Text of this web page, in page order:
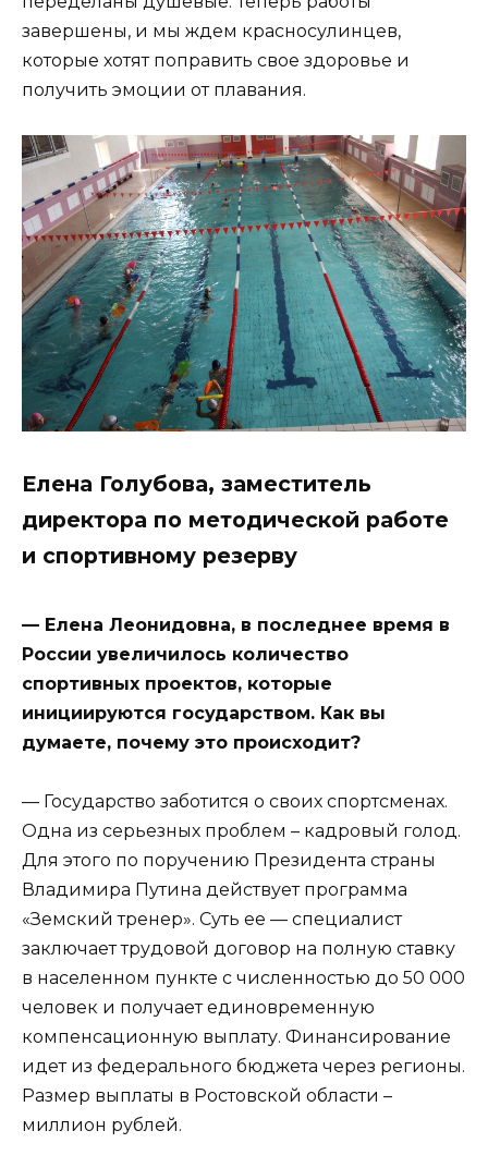
завершены, и мы ждем красносулинцев,
которые хотят поправить свое здоровье и
получить эмоции от плавания.
Елена Голубова, заместитель
директора по методической работе
и спортивному резерву
— Елена Леонидовна, в последнее время в
России увеличилось количество
спортивных проектов, которые
инициируются государством. Как вы
думаете, почему это происходит?
— Государство заботится о своих спортсменах.
Одна из серьезных проблем – кадровый голод.
Для этого по поручению Президента страны
Владимира Путина действует программа
«Земский тренер». Суть ее — специалист
заключает трудовой договор на полную ставку
в населенном пункте с численностью до 50 000
человек и получает единовременную
компенсационную выплату. Финансирование
идет из федерального бюджета через регионы.
Размер выплаты в Ростовской области –
миллион рублей.